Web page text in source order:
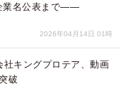
業名公表まで——
2026年04月14日 01時
キングプロテア、動画
破